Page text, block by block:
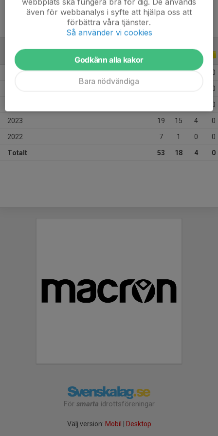
ALLA SERIER ALLA ÅR
2026 3 0 0 0
0
0
2023 19 15 4 0
2022 7 1 0 0
Totalt 53 18 4 0
För smarta idrottsföreningar
Välj version: Mobil Desktop
även för webbanalys i syfte att hjälpa oss att
förbättra våra tjänster.
Så använder vi cookies
Godkänn alla kakor
Bara nödvändiga